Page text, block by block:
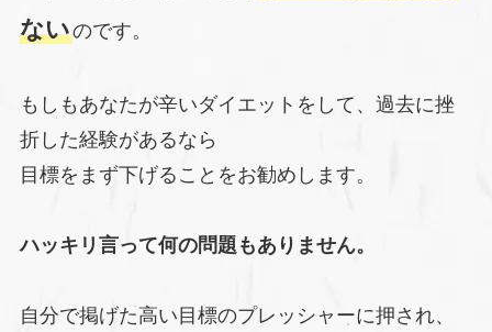
ないのです。
もしもあなたが辛いダイエットをして、過去に挫
折した経験があるなら
目標をまず下げることをお勧めします。
ハッキリ言って何の問題もありません。
自分で掲げた高い目標のプレッシャーに押され、